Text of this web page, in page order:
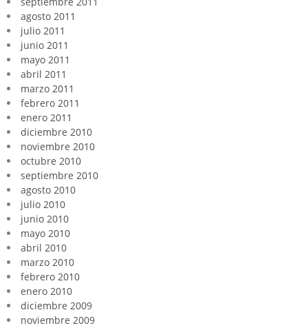
agosto 2011
julio 2011
junio 2011
mayo 2011
abril 2011
marzo 2011
febrero 2011
enero 2011
diciembre 2010
noviembre 2010
octubre 2010
septiembre 2010
agosto 2010
julio 2010
junio 2010
mayo 2010
abril 2010
marzo 2010
febrero 2010
enero 2010
diciembre 2009
noviembre 2009